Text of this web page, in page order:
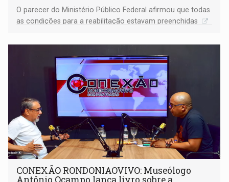
O parecer do Ministério Público Federal afirmou que todas
as condições para a reabilitação estavam preenchidas
CONEXÃO RONDONIAOVIVO: Museólogo